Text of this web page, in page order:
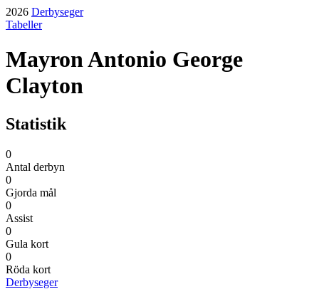
2026 Derbyseger
Tabeller
Mayron Antonio George
Clayton
Statistik
0
Antal derbyn
0
Gjorda mål
0
Assist
0
Gula kort
0
Röda kort
Derbyseger